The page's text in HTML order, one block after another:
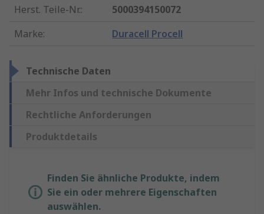
Herst. Teile-Nr.:
5000394150072
Marke: Duracell Procell
Technische Daten
Mehr Infos und technische Dokumente
Rechtliche Anforderungen
Produktdetails
Finden Sie ähnliche Produkte, indem
Sie ein oder mehrere Eigenschaften
auswählen.